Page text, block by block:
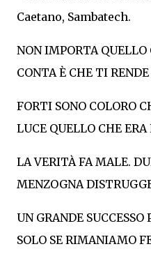
Caetano, Sambatech.
NON IMPORTA
CONTA È CHE TI
FORTI SONO COLORO
LUCE QUELLO CHE ERA
LA VERITÀ FA MALE.
MENZOGNA
UN GRANDE SUCCESSO
SOLO SE RIMANIAMO